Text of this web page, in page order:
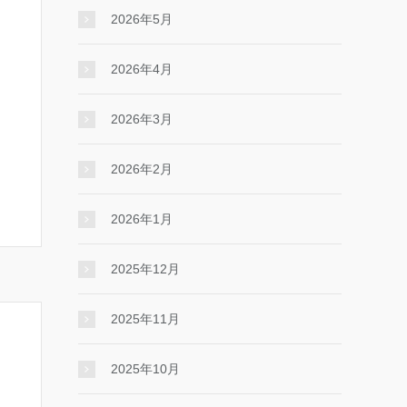
2026年5月
2026年4月
2026年3月
2026年2月
2026年1月
2025年12月
2025年11月
2025年10月